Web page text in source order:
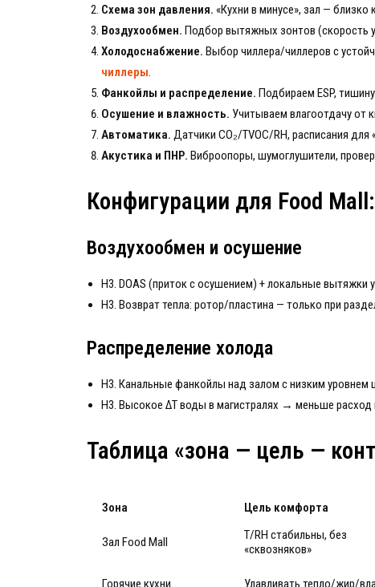
Схема зон давления. «Кухни в минусе», зал —
Воздухообмен. Подбор вытяжных зонтoв (скорость
Холодоснабжение. Выбор чиллера/чиллеров с
чиллеры.
Фанкойлы и распределение. Подбираем ESP,
Осушение и влажность. Учитываем влагоотдачу от
Автоматика. Датчики CO₂/TVOC/RH, расписания
Акустика и ПНР. Виброопоры, шумоглушители,
Конфигурации для Food
Воздухообмен и осушение
H3. DOAS (приток с осушением) + локальные вытяжки
H3. Возврат тепла: ротор/пластина — только при
Распределение холода
H3. Канальные фанкойлы над залом с низким
H3. Высокое ΔT воды в магистралях → меньше
Таблица «зона — цель —
Зона Цель комфорта
Зал Food Mall
T/RH стабильны, без
«сквозняков»
Горячие кухни Улавливать тепло/жир/